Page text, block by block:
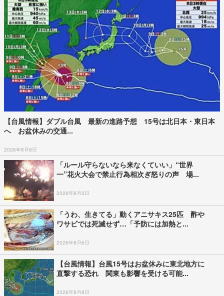
【台風情報】ダブル台風 最新の進路予想 15号は北日本・東日本
へ お盆休みの交通...
2026年8月8日
「ルール守らないなら来なくていい」“世界
一”花火大会で禁止行為相次ぎ怒りの声 場...
2026年8月3日
「うわ、生きてる」動くアニサキス25匹 酢や
ワサビでは死滅せず…「予防には加熱と...
2026年8月6日
【台風情報】台風15号はお盆休みに東北地方に
直撃する恐れ 関東も影響を受ける可能...
2026年8月8日